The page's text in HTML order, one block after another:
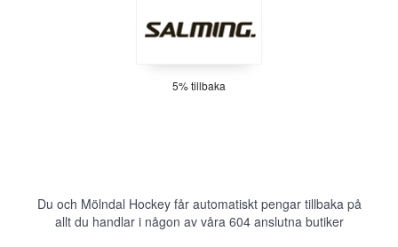
5% tillbaka
Du och Mölndal Hockey får automatiskt pengar tillbaka på
allt du handlar i någon av våra 604anslutna butiker